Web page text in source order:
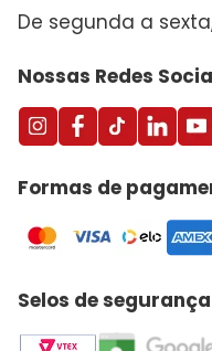
De segunda a
Nossas Redes
Formas de
Selos de segurança